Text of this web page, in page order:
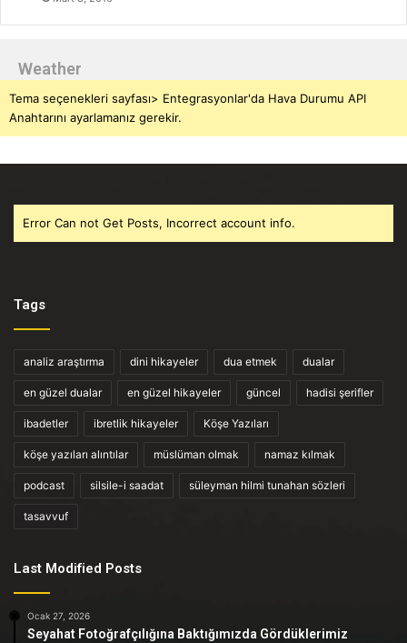
Weather
Tema seçenekleri sayfası> Entegrasyonlar'da Hava Durumu API
Anahtarını ayarlamanız gerekir.
Error Can not Get Posts, Incorrect account info.
Tags
analiz araştırma dini hikayeler dua etmek dualar
en güzel dualar en güzel hikayeler güncel hadisi şerifler
ibadetler ibretlik hikayeler Köşe Yazıları
köşe yazıları alıntılar müslüman olmak namaz kılmak
podcast silsile-i saadat süleyman hilmi tunahan sözleri
tasavvuf
Last Modified Posts
Ocak 27, 2026
Seyahat Fotoğrafçılığına Baktığımızda Gördüklerimiz